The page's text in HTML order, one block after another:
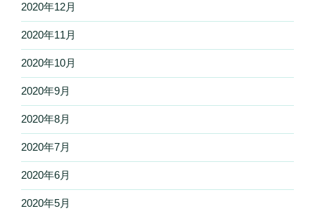
2020年12月
2020年11月
2020年10月
2020年9月
2020年8月
2020年7月
2020年6月
2020年5月